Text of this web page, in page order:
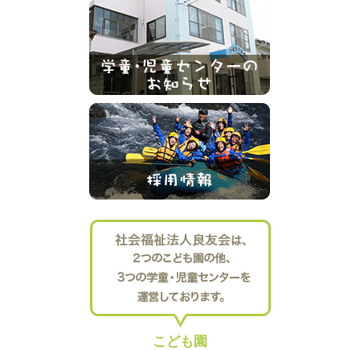
こども園